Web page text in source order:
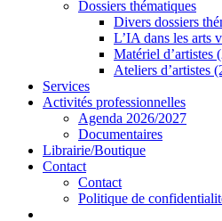
Dossiers thématiques
Divers dossiers
L’IA dans les arts
Matériel d’artistes
Ateliers d’artistes
Services
Activités professionnelles
Agenda 2026/2027
Documentaires
Librairie/Boutique
Contact
Contact
Politique de